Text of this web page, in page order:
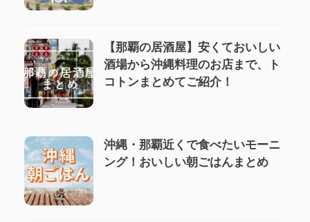
【那覇の居酒屋】安くておいしい
酒場から沖縄料理のお店まで、ト
コトンまとめてご紹介！
沖縄・那覇近くで食べたいモーニ
ング！おいしい朝ごはんまとめ